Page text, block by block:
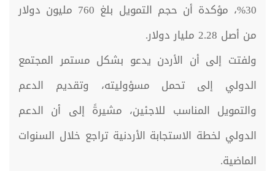
30%، مؤكدة أن حجم التمويل بلغ 760 مليون دولار
من أصل 2.28 مليار دولار.
ولفتت إلى أن الأردن يدعو بشكل مستمر المجتمع
الدولي إلى تحمل مسؤوليته، وتقديم الدعم
والتمويل المناسب للاجئين، مشيرةً إلى أن الدعم
الدولي لخطة الاستجابة الأردنية تراجع خلال السنوات
الماضية.